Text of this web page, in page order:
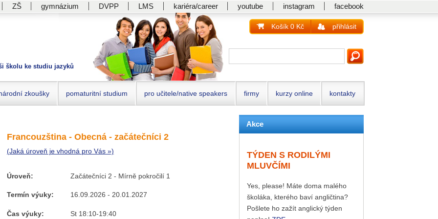
ZŠ gymnázium DVPP LMS kariéra/career youtube instagram facebook
školu ke studiu jazyků
Košík 0 Kč přihlásit
zkoušky pomaturitní studium pro učitele/native speakers firmy kurzy online kontakty
Francouzština - Obecná - začátečníci 2
(Jaká úroveň je vhodná pro Vás »)
Úroveň: Začátečníci 2 - Mírně pokročilí 1
Termín výuky: 16.09.2026 - 20.01.2027
Čas výuky: St 18:10-19:40
Akce
TÝDEN S RODILÝMI
MLUVČÍMI
Yes, please! Máte doma malého
školáka, kterého baví angličtina?
Pošlete ho zažít anglický týden